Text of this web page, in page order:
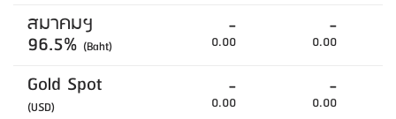
สมาคมฯ
96.5% (Baht)
-
0.00
-
0.00
Gold Spot
(USD)
-
0.00
-
0.00